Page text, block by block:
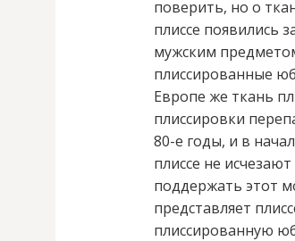
поверить, но о
плиссе появились
мужским
плиссированные
Европе же ткань
плиссировки
80-е годы, и в
плиссе не
поддержать этот
представляет
плиссированную